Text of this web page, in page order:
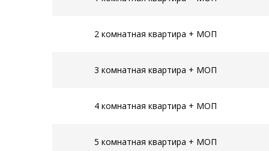
2 комнатная квартира + МОП
3 комнатная квартира + МОП
4 комнатная квартира + МОП
5 комнатная квартира + МОП